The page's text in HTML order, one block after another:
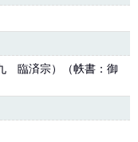
臨済宗）（帙書：御